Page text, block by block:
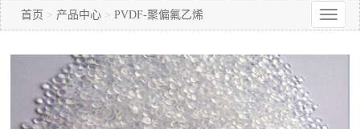
首页 > 产品中心 > PVDF-聚偏氟乙烯